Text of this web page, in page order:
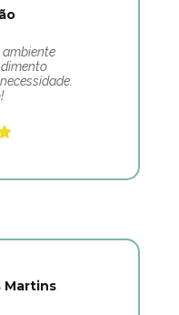
Martins